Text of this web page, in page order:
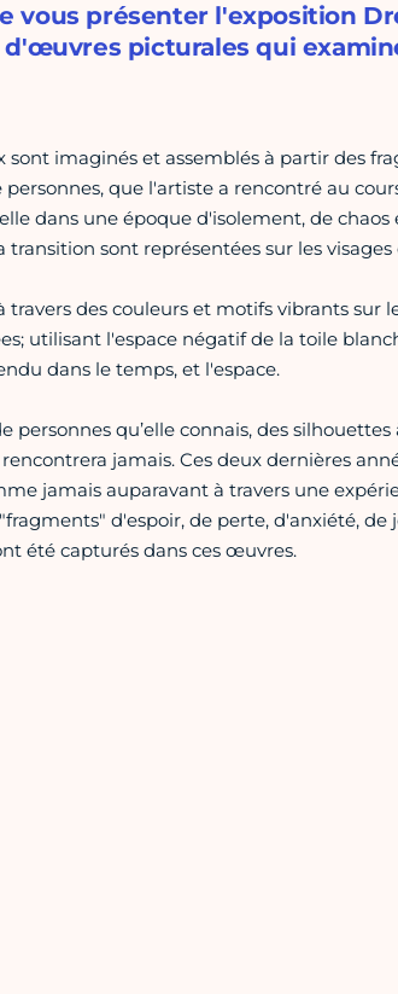
vous présenter l'exposition
picturales qui
sont imaginés et assemblés à partir des
personnes, que l'artiste a rencontré au
dans une époque d'isolement, de
sont représentées sur les visages
des couleurs et motifs vibrants sur
utilisant l'espace négatif de la toile
dans le temps, et l'espace.
personnes qu’elle connais, des silhouettes
jamais. Ces deux dernières
jamais auparavant à travers une
d'espoir, de perte, d'anxiété,
été capturés dans ces œuvres.